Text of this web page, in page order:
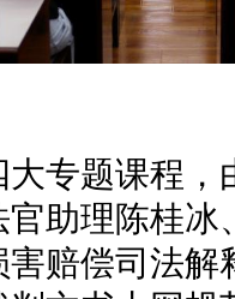
题课程，
助理陈桂
赔偿司法